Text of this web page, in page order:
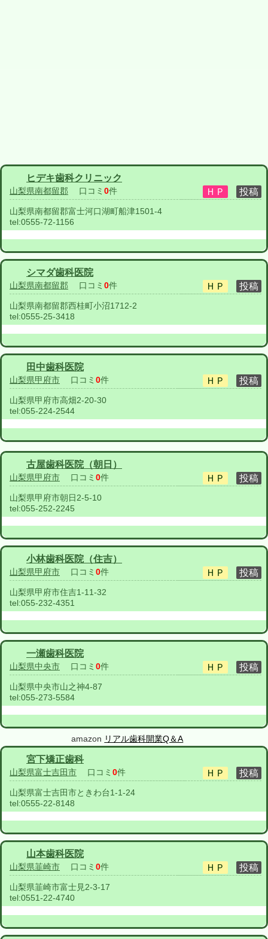
ヒデキ歯科クリニック
山梨県南都留郡 口コミ 0件
山梨県南都留郡富士河口湖町船津1501-4
tel:0555-72-1156
シマダ歯科医院
山梨県南都留郡 口コミ 0件
山梨県南都留郡西桂町小沼1712-2
tel:0555-25-3418
田中歯科医院
山梨県甲府市 口コミ 0件
山梨県甲府市高畑2-20-30
tel:055-224-2544
古屋歯科医院（朝日）
山梨県甲府市 口コミ 0件
山梨県甲府市朝日2-5-10
tel:055-252-2245
小林歯科医院（住吉）
山梨県甲府市 口コミ 0件
山梨県甲府市住吉1-11-32
tel:055-232-4351
一瀬歯科医院
山梨県中央市 口コミ 0件
山梨県中央市山之神4-87
tel:055-273-5584
amazon リアル歯科開業Q＆A
宮下矯正歯科
山梨県富士吉田市 口コミ 0件
山梨県富士吉田市ときわ台1-1-24
tel:0555-22-8148
山本歯科医院
山梨県韮崎市 口コミ 0件
山梨県韮崎市富士見2-3-17
tel:0551-22-4740